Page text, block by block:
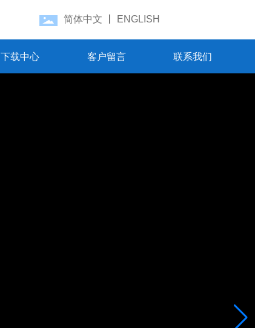
简体中文 ENGLISH
下载中心 客户留言 联系我们